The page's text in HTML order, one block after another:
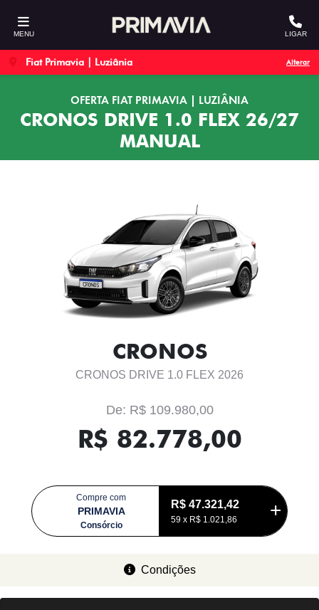
MENU LIGAR
Fiat Primavia | Luziânia Alterar
OFERTA FIAT PRIMAVIA | LUZIÂNIA
CRONOS DRIVE 1.0 FLEX 26/27
MANUAL
CRONOS
CRONOS DRIVE 1.0 FLEX 2026
De: R$ 109.980,00
R$ 82.778,00
Compre com
PRIMAVIA
Consórcio
R$ 47.321,42
59 x R$ 1.021,86
Condições